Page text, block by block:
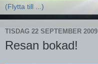
TISDAG 22 SEPTEMBER 2009
Resan bokad!